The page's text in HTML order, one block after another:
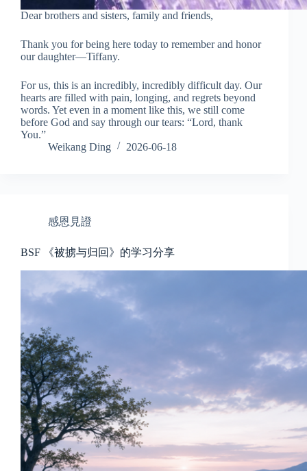
Dear brothers and sisters, family and friends,
Thank you for being here today to remember and honor
our daughter—Tiffany.
For us, this is an incredibly, incredibly difficult day. Our
hearts are filled with pain, longing, and regrets beyond
words. Yet even in a moment like this, we still come
before God and say through our tears: “Lord, thank
You.”
Weikang Ding
2026-06-18
感恩見證
BSF 《被掳与归回》的学习分享